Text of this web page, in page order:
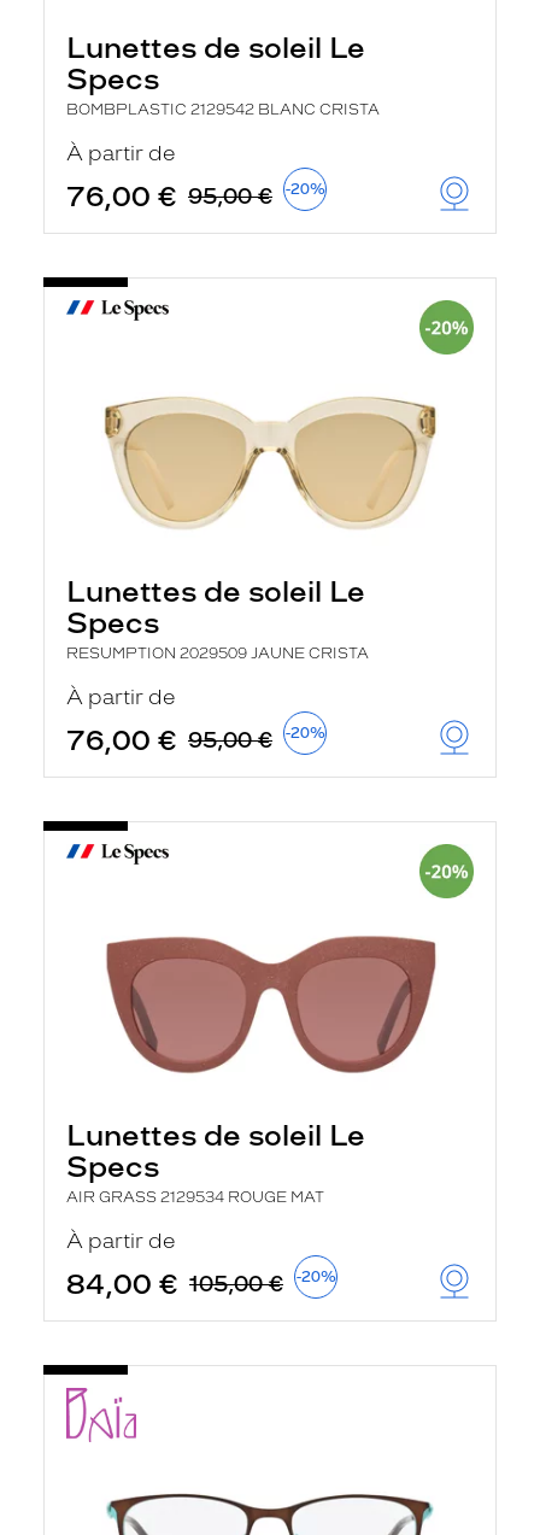
Lunettes de soleil Le
Specs
BOMBPLASTIC 2129542 BLANC CRISTA
À partir de
76,00 € 95,00 € -20%
Lunettes de soleil Le
Specs
RESUMPTION 2029509 JAUNE CRISTA
À partir de
76,00 € 95,00 € -20%
Lunettes de soleil Le
Specs
AIR GRASS 2129534 ROUGE MAT
À partir de
84,00 € 105,00 € -20%